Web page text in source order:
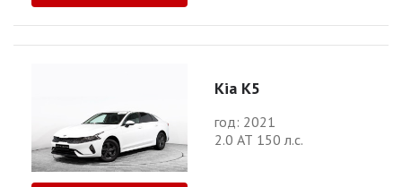
Kia K5
год: 2021
2.0 АТ 150 л.с.